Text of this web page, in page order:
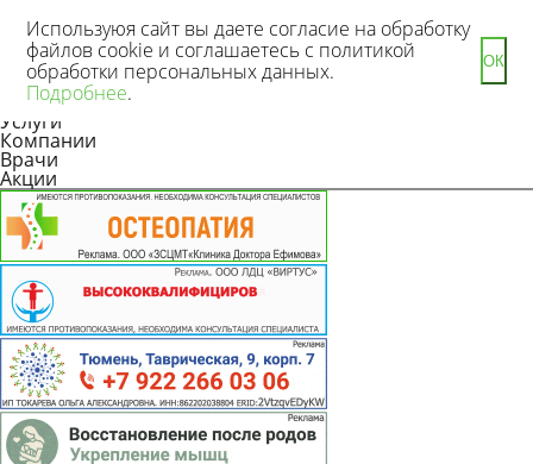
Новости
Статьи
Услуги
Компании
Врачи
Акции
Используюя сайт вы даете согласие на обработку
файлов cookie и соглашаетесь с политикой
обработки персональных данных.
Подробнее.
ОК